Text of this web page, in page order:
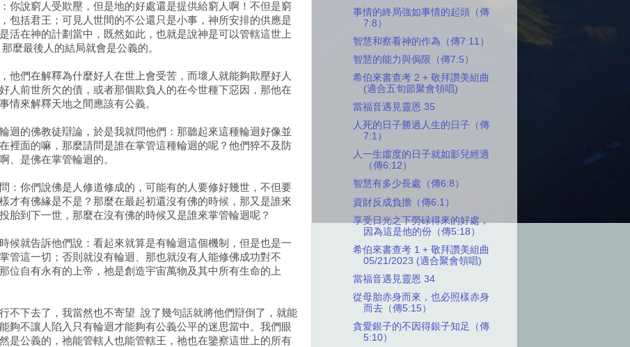
你說窮人受欺壓，但是地的好處還是提供給窮人啊！不但是窮
包括君王；可見人世間的不公還只是小事，神所安排的供應是
活在神的計劃當中，既然如此，也就是說神是可以管轄這世上
麼最後人的結局就會是公義的。
他們在解釋為什麼好人在世上會受苦，而壞人就能夠欺壓好人
人前世所欠的債，或者那個欺負人的在今世種下惡因，那他在
情來解釋天地之間應該有公義。
迴的佛教徒辯論，於是我就問他們：那聽起來這種輪迴好像並
裡面的嘛，那麼請問是誰在掌管這種輪迴的呢？他們猝不及防
、是佛在掌管輪迴的。
：你們說佛是人修道修成的，可能有的人要修好幾世，不但要
才有佛緣是不是？那麼在最起初還沒有佛的時候，那又是誰來
胎到下一世，那麼在沒有佛的時候又是誰來掌管輪迴呢？
候就告訴他們說：看起來就算是有輪迴這個機制，但是也是一
管這一切；否則就沒有輪迴、那也就沒有人能修佛成功對不
位自有永有的上帝，祂是創造宇宙萬物及其中所有生命的上
不下去了，我當然也不寄望 說了幾句話就將他們辯倒了，就能
夠不讓人陷入只有輪迴才能夠有公義公平的迷思當中。我們眼
是公義的，祂能管轄人也能管轄王，祂也在鑒察這世上的所有
事情的終局強如事情的起頭（傳
7:8）
智慧和察看神的作為（傳7:11）
智慧的能力與侷限（傳7:5）
希伯來書查考 2 + 敬拜讚美組曲
(適合五旬節聚會領唱)
當福音遇見靈恩 35
人死的日子勝過人生的日子（傳
7:1）
人一生虛度的日子就如影兒經過
（傳6:12）
智慧有多少長處（傳6:8）
資財反成負擔（傳6:1）
享受日光之下勞碌得來的好處，
因為這是他的份（傳5:18）
希伯來書查考 1 + 敬拜讚美組曲
05/21/2023 (適合聚會領唱)
當福音遇見靈恩 34
從母胎赤身而來，也必照樣赤身
而去（傳5:15）
貪愛銀子的不因得銀子知足（傳
5:10）